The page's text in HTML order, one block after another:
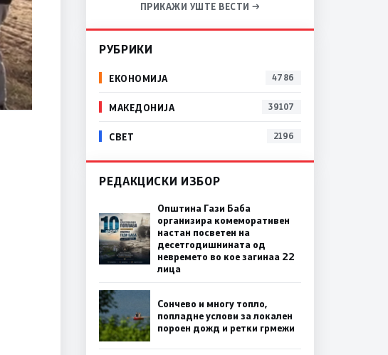
ПРИКАЖИ УШТЕ ВЕСТИ →
РУБРИКИ
ЕКОНОМИЈА 4786
МАКЕДОНИЈА 39107
СВЕТ 2196
РЕДАКЦИСКИ ИЗБОР
Општина Гази Баба
организира комеморативен
настан посветен на
десетгодишнината од
невремето во кое загинаа 22
лица
Сончево и многу топло,
попладне услови за локален
пороен дожд и ретки грмежи